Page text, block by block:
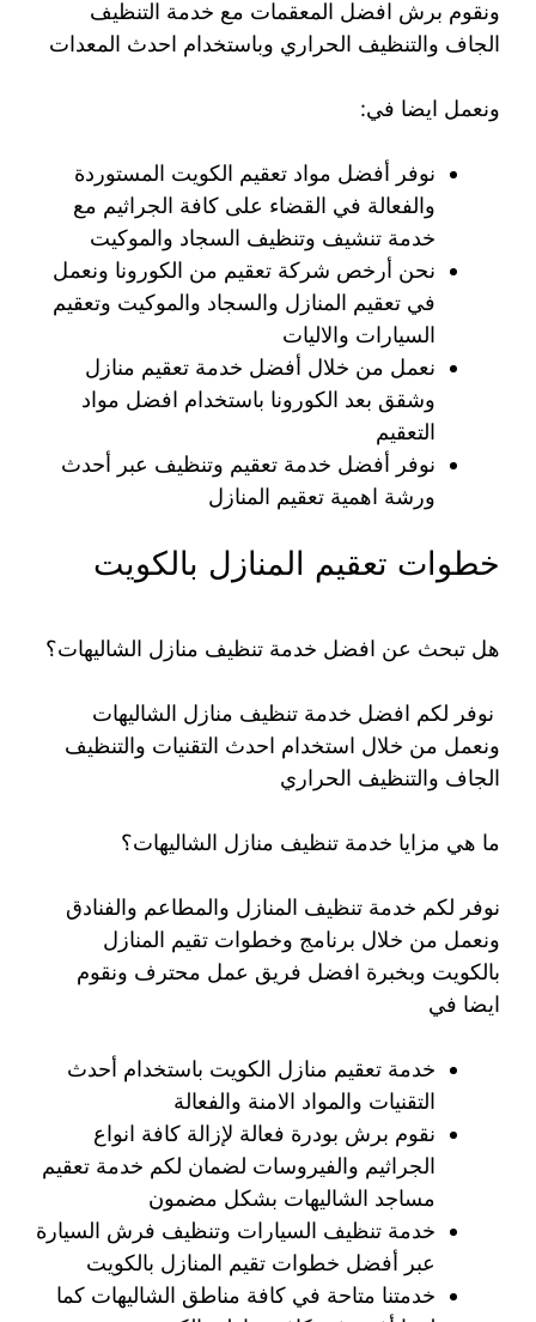
ونقوم برش افضل المعقمات مع خدمة التنظيف
الجاف والتنظيف الحراري وباستخدام احدث المعدات
ونعمل ايضا في:
نوفر أفضل مواد تعقيم الكويت المستوردة
والفعالة في القضاء على كافة الجراثيم مع
خدمة تنشيف وتنظيف السجاد والموكيت
نحن أرخص شركة تعقيم من الكورونا ونعمل
في تعقيم المنازل والسجاد والموكيت وتعقيم
السيارات والاليات
نعمل من خلال أفضل خدمة تعقيم منازل
وشقق بعد الكورونا باستخدام افضل مواد
التعقيم
نوفر أفضل خدمة تعقيم وتنظيف عبر أحدث
ورشة اهمية تعقيم المنازل
خطوات تعقيم المنازل بالكويت
هل تبحث عن افضل خدمة تنظيف منازل الشاليهات؟
نوفر لكم افضل خدمة تنظيف منازل الشاليهات
ونعمل من خلال استخدام احدث التقنيات والتنظيف
الجاف والتنظيف الحراري
ما هي مزايا خدمة تنظيف منازل الشاليهات؟
نوفر لكم خدمة تنظيف المنازل والمطاعم والفنادق
ونعمل من خلال برنامج وخطوات تقيم المنازل
بالكويت وبخبرة افضل فريق عمل محترف ونقوم
ايضا في
خدمة تعقيم منازل الكويت باستخدام أحدث
التقنيات والمواد الامنة والفعالة
نقوم برش بودرة فعالة لإزالة كافة انواع
الجراثيم والفيروسات لضمان لكم خدمة تعقيم
مساجد الشاليهات بشكل مضمون
خدمة تنظيف السيارات وتنظيف فرش السيارة
عبر أفضل خطوات تقيم المنازل بالكويت
خدمتنا متاحة في كافة مناطق الشاليهات كما